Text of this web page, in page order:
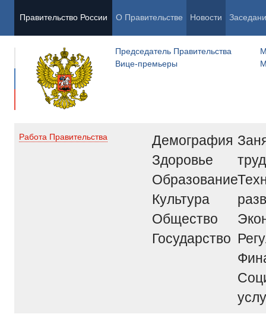
Правительство России О Правительстве Новости
Председатель Правительства
Вице-премьеры
Работа Правительства
Демография
Здоровье
Образование
Культура
Общество
Государство
труд